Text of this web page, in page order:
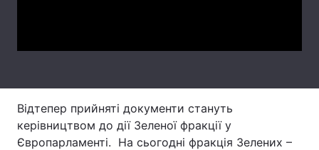
Відтепер прийняті документи стануть
керівництвом до дії Зеленої фракції у
Європарламенті. На сьогодні фракція Зелених –